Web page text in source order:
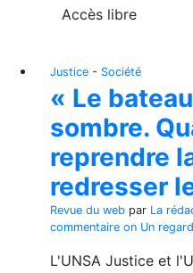
Accès libre
Justice - Société
« Le
sombre.
reprendre
redresser
Revue du web par La
commentaire on Un
L'UNSA Justice et